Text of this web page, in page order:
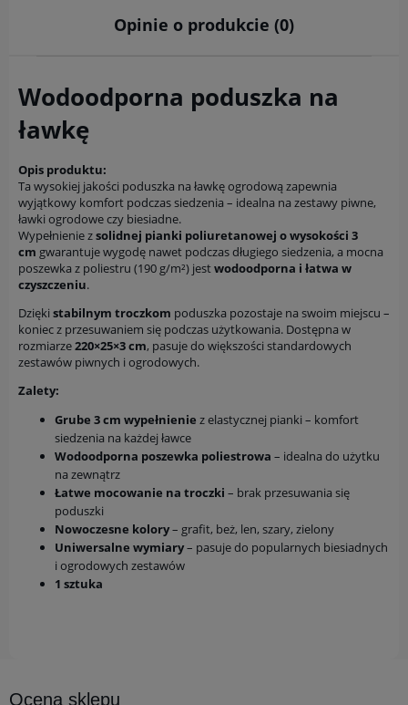
Opinie o produkcie (0)
Wodoodporna poduszka na
ławkę
Opis produktu:
Ta wysokiej jakości poduszka na ławkę ogrodową zapewnia
wyjątkowy komfort podczas siedzenia – idealna na zestawy piwne,
ławki ogrodowe czy biesiadne.
Wypełnienie zsolidnej pianki poliuretanowej o wysokości 3
cm gwarantuje wygodę nawet podczas długiego siedzenia, a mocna
poszewka z poliestru (190 g/m²) jestwodoodporna i łatwa w
czyszczeniu.
Dzięki stabilnym troczkom poduszka pozostaje na swoim miejscu –
koniec z przesuwaniem się podczas użytkowania. Dostępna w
rozmiarze220×25×3 cm, pasuje do większości standardowych
zestawów piwnych i ogrodowych.
Zalety:
Grube 3 cm wypełnienie z elastycznej pianki – komfort
siedzenia na każdej ławce
Wodoodporna poszewka poliestrowa – idealna do użytku
na zewnątrz
Łatwe mocowanie na troczki – brak przesuwania się
poduszki
Nowoczesne kolory– grafit, beż, len, szary, zielony
Uniwersalne wymiary– pasuje do popularnych biesiadnych
i ogrodowych zestawów
1 sztuka
Ocena sklepu